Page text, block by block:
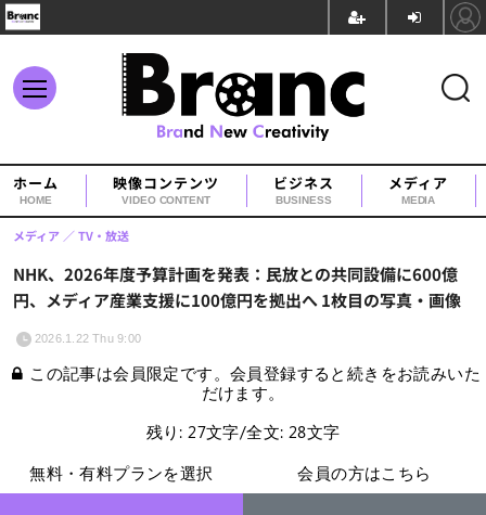
ホーム
HOME
映像コンテンツ
VIDEO CONTENT
ビジネス
BUSINESS
メディア
MEDIA
NHK、2026年度予算計画を発表：民放との共同設備に600億
円、メディア産業支援に100億円を拠出へ 1枚目の写真・画像
メディア TV・放送
2026.1.22 Thu 9:00
この記事は会員限定です。会員登録すると続きをお読みいた
だけます。
残り: 27文字/全文: 28文字
無料・有料プランを選択
会員の方はこちら